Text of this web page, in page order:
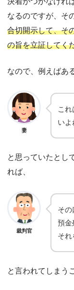
なるのですが、そ
合切開示して、そ
の旨を立証してく
なので、例えばあ
妻
こ
いよ
と思っていたとし
れば、
裁判官
そ
預金
それ
と言われてしまう